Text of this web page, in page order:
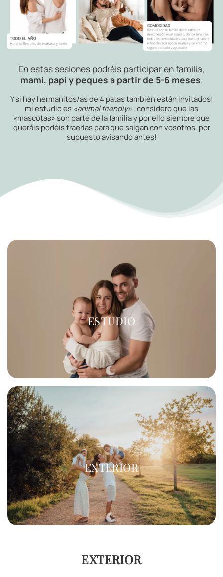
En estas sesiones podréis participar en familia,
mami, papi y peques a partir de 5-6 meses.
Y si hay hermanitos/as de 4 patas también están invitados!
mi estudio es «animal friendly», considero que las
«mascotas» son parte de la familia y por ello siempre que
queráis podéis traerlas para que salgan con vosotros, por
supuesto avisando antes!
ESTUDIO
EXTERIOR
EXTERIOR